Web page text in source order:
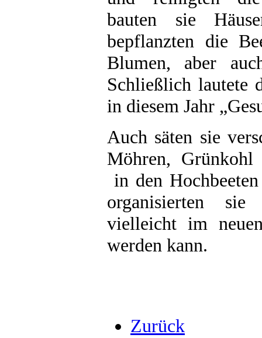
bauten sie
bepflanzten die
Blumen, aber
Schließlich lautete
in diesem Jahr
Auch säten sie
Möhren, Grünkohl
in den
organisierten sie
vielleicht im
werden kann.
Zurück